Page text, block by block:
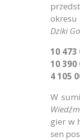
okresu
Dziki
10
10 390
4 105
W
gier w
sen